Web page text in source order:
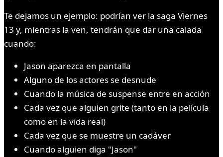
Te dejamos un ejemplo: podrían ver la saga Viernes
13 y, mientras la ven, tendrán que dar una calada
cuando:
Jason aparezca en pantalla
Alguno de los actores se desnude
Cuando la música de suspense entre en acción
Cada vez que alguien grite (tanto en la película
como en la vida real)
Cada vez que se muestre un cadáver
Cuando alguien diga "Jason"